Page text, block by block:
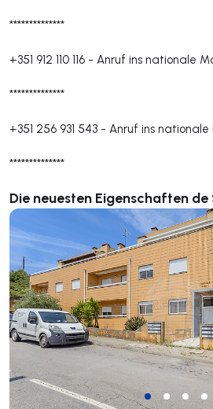
**************
+351 912 110 116 - Anruf ins nationale
**************
+351 256 931 543 - Anruf ins nationale
**************
Die neuesten Eigenschaften